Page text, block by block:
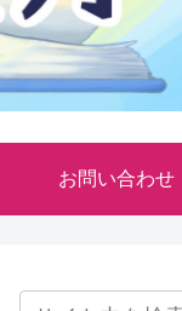
お問い合わせ